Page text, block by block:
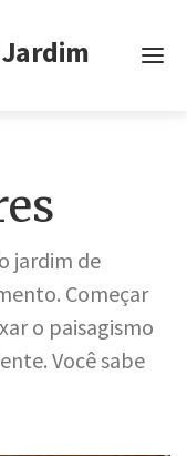
jardim de
Começar
o paisagismo
Você sabe